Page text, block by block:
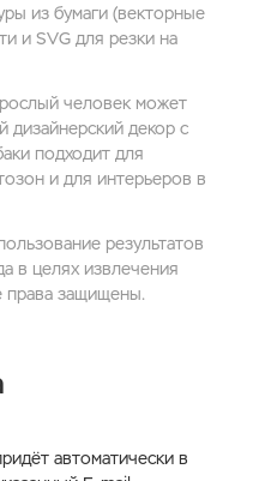
из бумаги (векторные
и SVG для резки на
человек может
дизайнерский декор с
подходит для
и для интерьеров в
результатов
в целях извлечения
права защищены.
автоматически в